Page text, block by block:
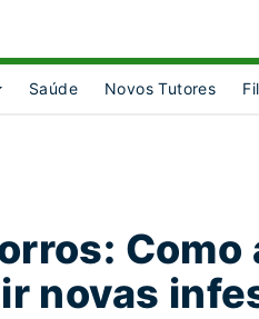
Saúde Novos Tutores
Como
novas